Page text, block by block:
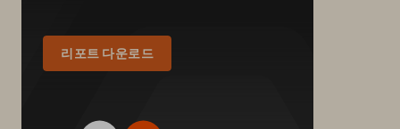
리포트 다운로드